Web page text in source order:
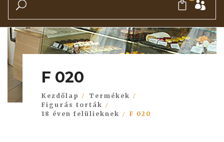
F 020
Kezdőlap
Termékek
Figurás torták
18 éven felülieknek
F 020